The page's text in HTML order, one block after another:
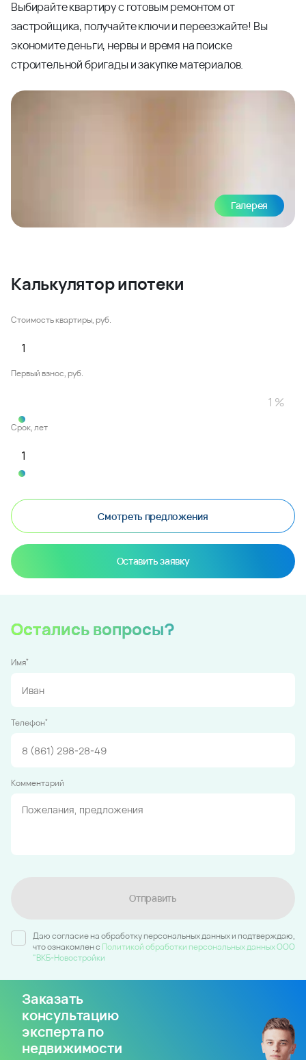
Выбирайте квартиру с готовым ремонтом от
застройщика, получайте ключи и переезжайте! Вы
экономите деньги, нервы и время на поиске
строительной бригады и закупке материалов.
Галерея
Калькулятор ипотеки
Стоимость квартиры, руб.
Первый взнос, руб.
Срок, лет
Смотреть предложения
Оставить заявку
Остались вопросы?
Имя*
Телефон*
Комментарий
Отправить
Даю согласие на обработку персональных данных и подтверждаю,
что ознакомлен c Политикой обработки персональных данных ООО
"ВКБ-Новостройки
Заказать
консультацию
эксперта по
недвижимости